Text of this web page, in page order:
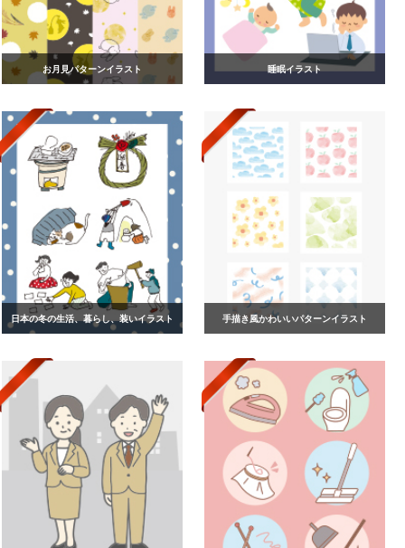
お月見パターンイラスト 睡眠イラスト
日本の冬の生活、暮らし、装いイラスト 手描き風かわいいパターンイラスト